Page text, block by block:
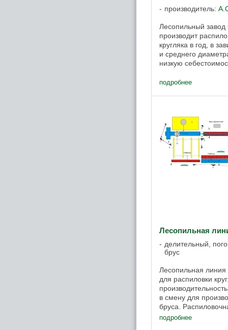
производитель:
Лесопильный завод
производит
кругляка в год, в
и среднего
низкую
...
подробнее
Лесопильная
делительный,
брус
Лесопильная
для распиловки
в смену для
бруса.
изготовлена под
подробнее